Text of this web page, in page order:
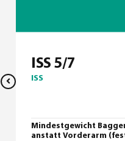
ISS 5/7
ISS
Mindestgewicht
anstatt Vorderarm